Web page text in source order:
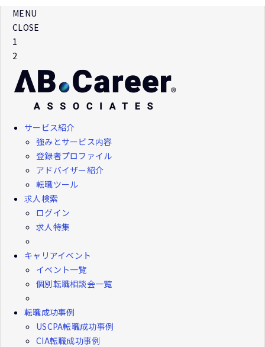
MENU
CLOSE
1
2
サービス紹介
強みとサービス内容
登録者プロファイル
アドバイザー紹介
転職ツール
求人検索
ログイン
求人特集
キャリアイベント
イベント一覧
個別転職相談会一覧
転職成功事例
USCPA転職成功事例
CIA転職成功事例